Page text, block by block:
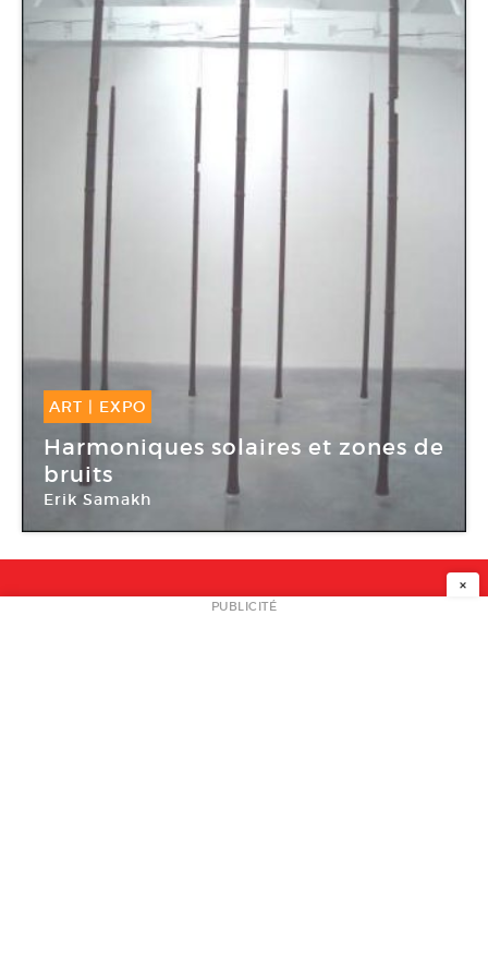
ART | EXPO
21 Juin -07 Sep 2008
Harmoniques solaires et zones de
bruits
Erik Samakh
NEWSLETTER
×
PUBLICITÉ